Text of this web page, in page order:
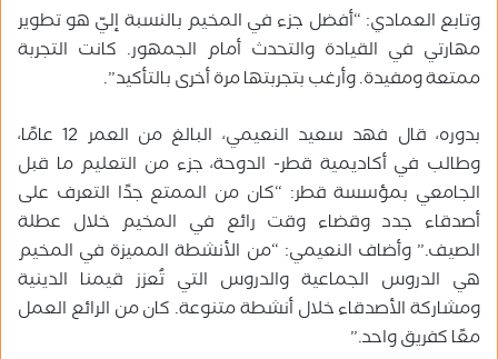
وتابع العمادي: “أفضل جزء في المخيم بالنسبة إليّ هو تطوير
مهارتي في القيادة والتحدث أمام الجمهور. كانت التجربة
ممتعة ومفيدة. وأرغب بتجربتها مرة أخرى بالتأكيد”.
بدوره، قال فهد سعيد النعيمي، البالغ من العمر 12 عامًا،
وطالب في أكاديمية قطر- الدوحة، جزء من التعليم ما قبل
الجامعي بمؤسسة قطر: “كان من الممتع جدًا التعرف على
أصدقاء جدد وقضاء وقت رائع في المخيم خلال عطلة
الصيف.” وأضاف النعيمي: “من الأنشطة المميزة في المخيم
هي الدروس الجماعية والدروس التي تُعزز قيمنا الدينية
ومشاركة الأصدقاء خلال أنشطة متنوعة. كان من الرائع العمل
معًا كفريق واحد.”